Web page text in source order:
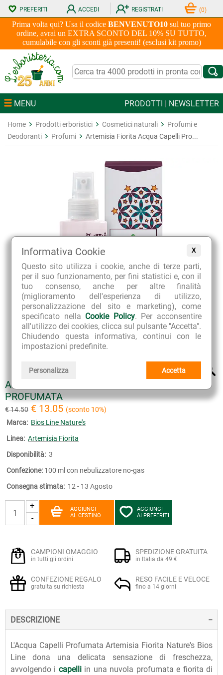
X
Informativa Cookie
Questo sito utilizza i cookie, anche di terze parti,
per il suo funzionamento, per fini statistici e, con il
tuo consenso, anche per altre finalità
(miglioramento dell'esperienza di utilizzo,
personalizzazione del sito e marketing), come
specificato nella Cookie Policy. Per acconsentire
all'utilizzo dei cookies, clicca sul pulsante "Accetta".
Chiudendo questa informativa, continui con le
impostazioni predefinite.
Personalizza Accetta
Prima volta qui? Usa il codice BENVENUTO10 sul tuo primo
ordine, avrai un EXTRA SCONTO DEL 10% SU TUTTO,
cumulabile con gli sconti già presenti! (esclusi kit promo)
PREFERITI ACCEDI REGISTRATI (0)
MENU PRODOTTI | NEWSLETTER
Home Prodotti erboristici Cosmetici naturali
Profumi e
Deodoranti
Profumi Artemisia Fiorita Acqua Capelli Pro...
ARTEMISIA FIORITA ACQUA CAPELLI
PROFUMATA
€ 14.50 € 13.05 (sconto 10%)
Marca: Bios Line Nature's
Linea: Artemisia Fiorita
Disponibilità: 3
Confezione: 100 ml con nebulizzatore no-gas
Consegna stimata: 12 - 13 Agosto
+
-
AGGIUNGI
AL CESTINO
AGGIUNGI
AI PREFERITI
CAMPIONI OMAGGIO
in tutti gli ordini
SPEDIZIONE GRATUITA
in Italia da 49 €
CONFEZIONE REGALO
gratuita su richiesta
RESO FACILE E VELOCE
fino a 14 giorni
DESCRIZIONE
L'Acqua Capelli Profumata Artemisia Fiorita Nature's Bios
Line dona una delicata sensazione di freschezza,
avvolgendo i capelliin una nuvola profumata e fiorita di